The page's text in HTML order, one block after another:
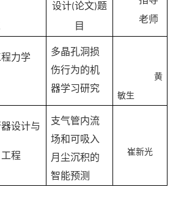
设计(论文)题
目
老师
力学
多晶孔洞损
伤行为的机
器学习研究
黄
敏生
设计与
工程
支气管内流
场和可吸入
月尘沉积的
智能预测
崔新光